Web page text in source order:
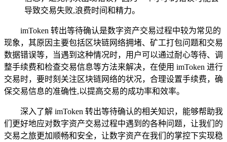
导致交易失败,浪费时间和精力。
imToken 转出等待确认是数字资产交易过程中较为常见的
现象，其原因主要包括区块链网络拥堵、矿工打包问题和交易
数据错误等，当遇到这种情况时，用户可以通过耐心等待、调
整手续费和检查交易信息等方法来解决，在使用 imToken 进行
交易时，要时刻关注区块链网络的状况，合理设置手续费，确
保交易信息的准确性,以提高交易的成功率和效率。
深入了解 imToken 转出等待确认的相关知识，能够帮助我
们更好地应对数字资产交易过程中遇到的各种问题，让我们的
交易之旅更加顺畅和安全，让数字资产在我们的掌控下实现稳